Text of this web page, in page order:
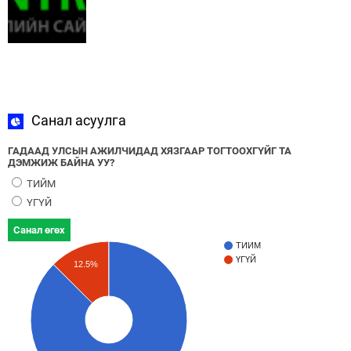
Санал асуулга
ГАДААД УЛСЫН АЖИЛЧИДАД ХЯЗГААР ТОГТООХГҮЙГ ТА
ДЭМЖИЖ БАЙНА УУ?
ТИЙМ
ҮГҮЙ
Санал өгөх
ТИЙМ
ҮГҮЙ
12.5%